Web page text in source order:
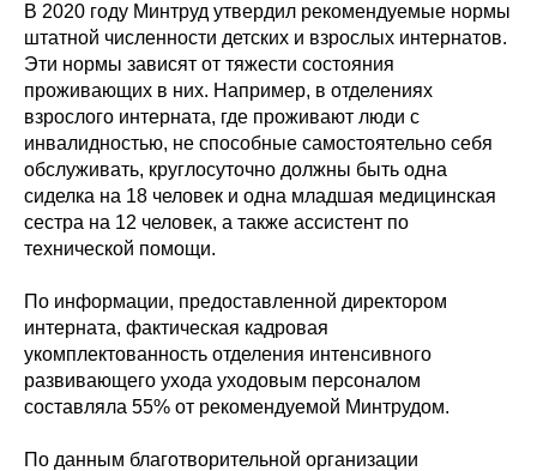
В 2020 году Минтруд утвердил рекомендуемые нормы
штатной численности детских и взрослых интернатов.
Эти нормы зависят от тяжести состояния
проживающих в них. Например, в отделениях
взрослого интерната, где проживают люди с
инвалидностью, не способные самостоятельно себя
обслуживать, круглосуточно должны быть одна
сиделка на 18 человек и одна младшая медицинская
сестра на 12 человек, а также ассистент по
технической помощи.
По информации, предоставленной директором
интерната, фактическая кадровая
укомплектованность отделения интенсивного
развивающего ухода уходовым персоналом
составляла 55% от рекомендуемой Минтрудом.
По данным благотворительной организации